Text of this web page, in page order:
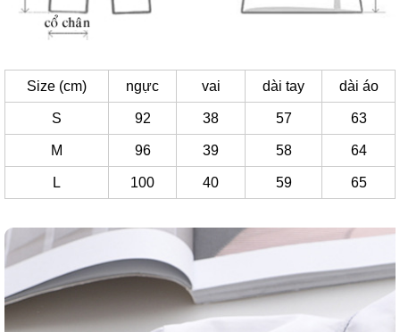
Size (cm) ngực vai dài tay dài áo
S 92 38 57 63
M 96 39 58 64
L 100 40 59 65